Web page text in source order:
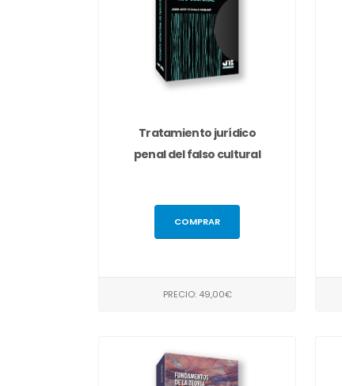
Tratamiento jurídico
penal del falso cultural
COMPRAR
PRECIO: 49,00€